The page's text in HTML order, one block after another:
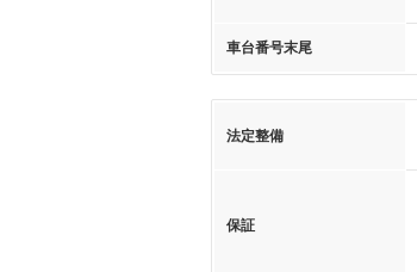
車台番号末尾
法定整備
保証